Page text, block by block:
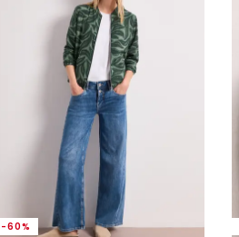
-60%